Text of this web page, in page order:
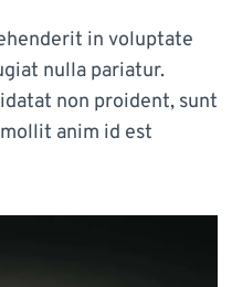
in voluptate
nulla pariatur.
non proident, sunt
anim id est